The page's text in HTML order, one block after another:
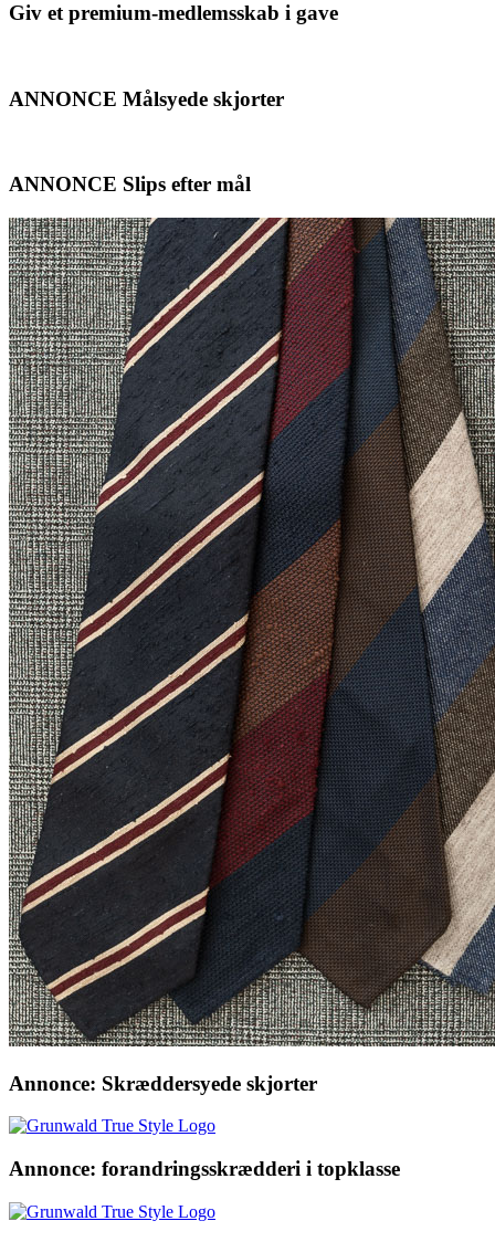
Giv et premium-medlemsskab i gave
ANNONCE Målsyede skjorter
ANNONCE Slips efter mål
Annonce: Skræddersyede skjorter
Annonce: forandringsskrædderi i topklasse